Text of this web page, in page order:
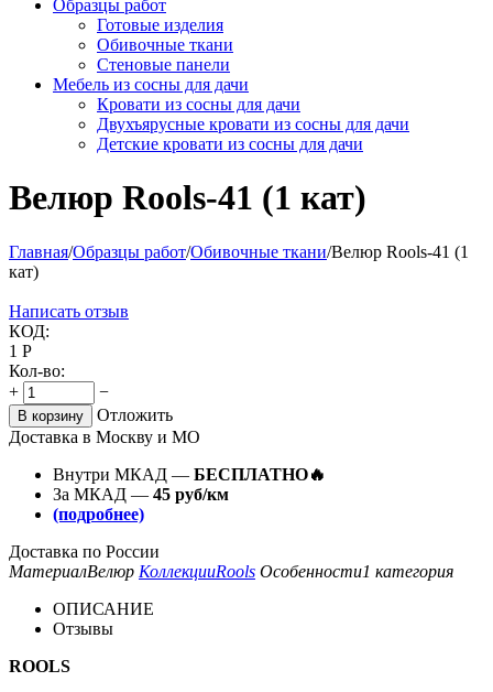
Образцы работ
Готовые изделия
Обивочные ткани
Стеновые панели
Мебель из сосны для дачи
Кровати из сосны для дачи
Двухъярусные кровати из сосны для дачи
Детские кровати из сосны для дачи
Велюр Rools-41 (1 кат)
Главная/Образцы работ/Обивочные ткани/Велюр Rools-41 (1
кат)
Написать отзыв
КОД:
1 Р
Кол-во:
+
−
В корзину
Отложить
Доставка в Москву и МО
Внутри МКАД — БЕСПЛАТНО🔥
За МКАД — 45 руб/км
(подробнее)
Доставка по России
МатериалВелюр КоллекцииRools Особенности1 категория
ОПИСАНИЕ
Отзывы
ROOLS